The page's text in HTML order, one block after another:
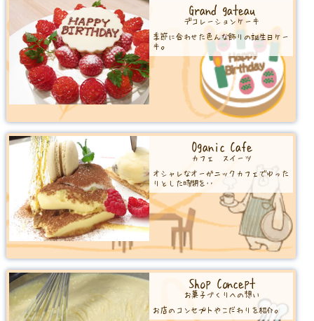
Grand gateau
デコレーションケーキ
季節に合わせた色んな飾りの誕生日ケー
キ。
Oganic Cafe
カフェ スイーツ
オシャレなオーガニックカフェでゆった
りとした時間を‥
Shop Concept
お菓子づくりへの想い
お店のコンセプトやこだわりを紹介。